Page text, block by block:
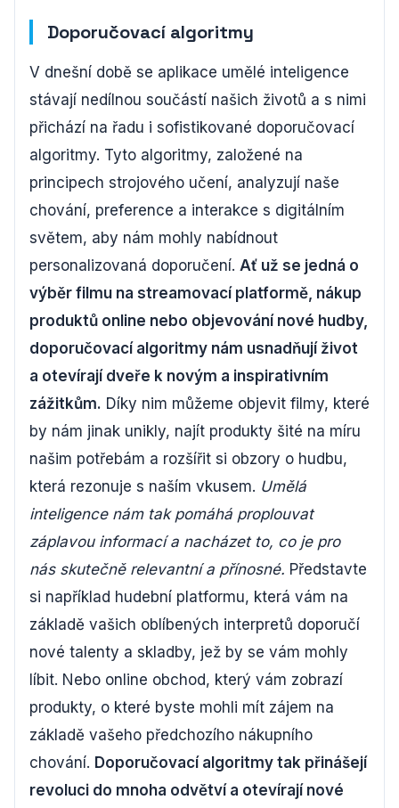
Doporučovací algoritmy
V dnešní době se aplikace umělé inteligence
stávají nedílnou součástí našich životů a s nimi
přichází na řadu i sofistikované doporučovací
algoritmy. Tyto algoritmy, založené na
principech strojového učení, analyzují naše
chování, preference a interakce s digitálním
světem, aby nám mohly nabídnout
personalizovaná doporučení. Ať už se jedná o
výběr filmu na streamovací platformě, nákup
produktů online nebo objevování nové hudby,
doporučovací algoritmy nám usnadňují život
a otevírají dveře k novým a inspirativním
zážitkům. Díky nim můžeme objevit filmy, které
by nám jinak unikly, najít produkty šité na míru
našim potřebám a rozšířit si obzory o hudbu,
která rezonuje s naším vkusem. Umělá
inteligence nám tak pomáhá proplouvat
záplavou informací a nacházet to, co je pro
nás skutečně relevantní a přínosné. Představte
si například hudební platformu, která vám na
základě vašich oblíbených interpretů doporučí
nové talenty a skladby, jež by se vám mohly
líbit. Nebo online obchod, který vám zobrazí
produkty, o které byste mohli mít zájem na
základě vašeho předchozího nákupního
chování. Doporučovací algoritmy tak přinášejí
revoluci do mnoha odvětví a otevírají nové